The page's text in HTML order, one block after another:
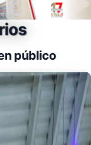
público